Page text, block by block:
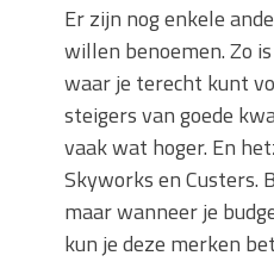
Er zijn nog enkele
willen benoemen. Zo
waar je terecht kunt
steigers van goede
vaak wat hoger. En
Skyworks en Custers.
maar wanneer je
kun je deze merken